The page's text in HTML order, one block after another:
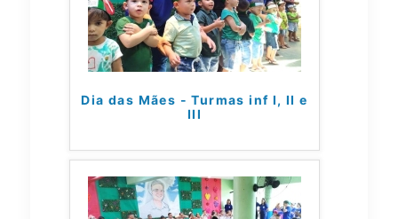
Dia das Mães - Turmas inf I, II e
III